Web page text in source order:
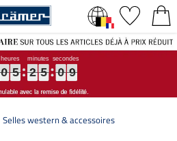
0
0
0
0 5
5
5
5 2
2
2
2 5
5
5
5 0
0
0
0 9
9
9
9
Selles western & accessoires